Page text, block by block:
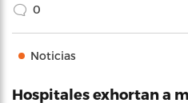
0
Noticias
Hospitales exhortan a